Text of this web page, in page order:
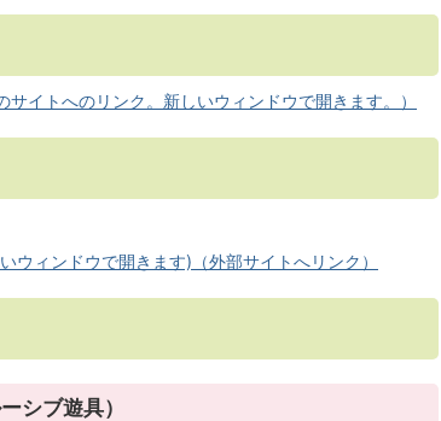
イトへのリンク。新しいウィンドウで開きます。）
ィンドウで開きます)（外部サイトへリンク）
シブ遊具）